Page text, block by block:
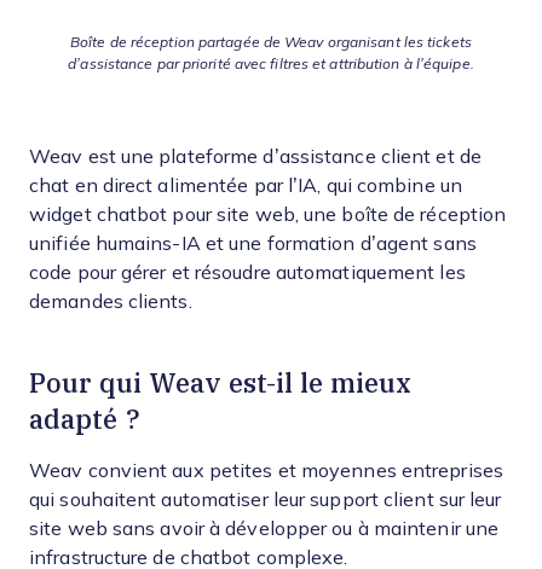
Boîte de réception partagée de Weav organisant les tickets
d’assistance par priorité avec filtres et attribution à l’équipe.
Weav est une plateforme d’assistance client et de
chat en direct alimentée par l’IA, qui combine un
widget chatbot pour site web, une boîte de réception
unifiée humains-IA et une formation d’agent sans
code pour gérer et résoudre automatiquement les
demandes clients.
Pour qui Weav est-il le mieux
adapté ?
Weav convient aux petites et moyennes entreprises
qui souhaitent automatiser leur support client sur leur
site web sans avoir à développer ou à maintenir une
infrastructure de chatbot complexe.